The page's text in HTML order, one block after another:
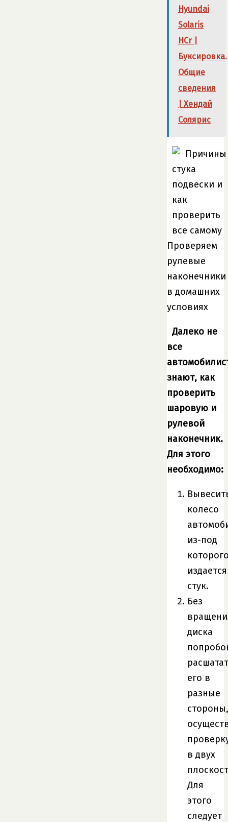
Hyundai
Solaris
HCr |
Буксировка.
Общие
сведения
| Хендай
Солярис
Проверяем
рулевые
наконечники
в домашних
условиях
Далеко не
все
знают, как
проверить
шаровую и
рулевой
наконечник.
Для этого
необходимо:
колесо
из-под
издается
стук.
Без
диска
его в
разные
стороны,
в двух
Для
этого
следует